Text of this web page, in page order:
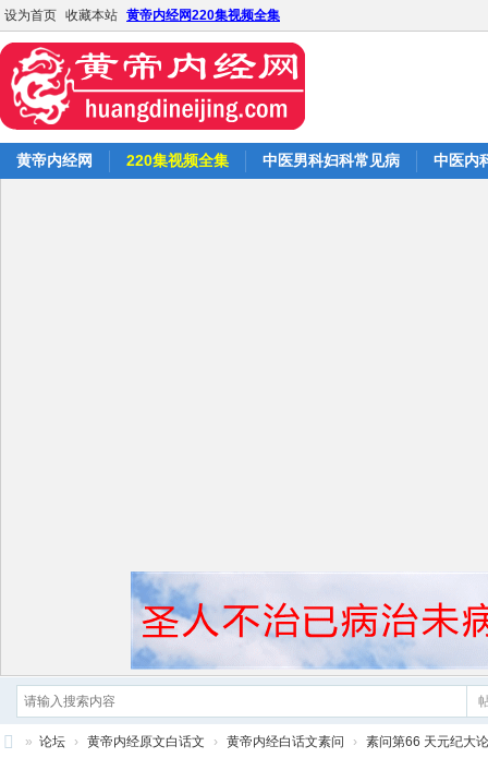
设为首页 收藏本站 黄帝内经网220集视频全集
黄帝内经网 220集视频全集 中医男科妇科常见病 中医内
» 论坛 › 黄帝内经原文白话文 › 黄帝内经白话文素问 › 素问第66 天元纪大